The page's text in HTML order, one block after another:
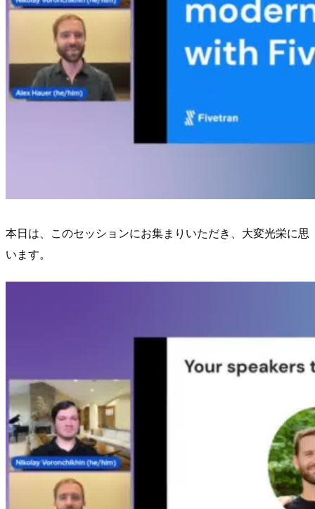
本日は、このセッションにお集まりいただき、大変光栄に思
います。